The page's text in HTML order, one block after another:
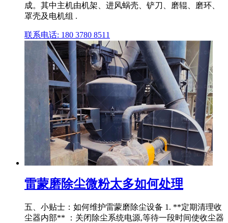
成。其中主机由机架、进风蜗壳、铲刀、磨辊、磨环、
罩壳及电机组 .
联系电话: 180 3780 8511
雷蒙磨除尘微粉太多如何处理
五、小贴士：如何维护雷蒙磨除尘设备 1. **定期清理收
尘器内部** ：关闭除尘系统电源,等待一段时间使收尘器